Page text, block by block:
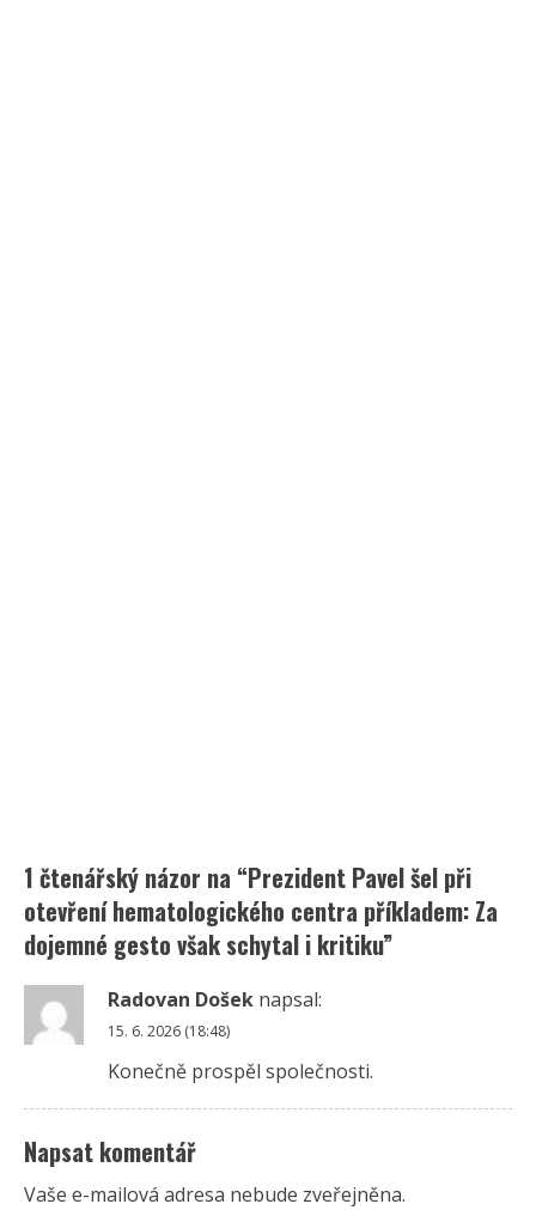
1 čtenářský názor na “Prezident Pavel šel při
otevření hematologického centra příkladem: Za
dojemné gesto však schytal i kritiku”
Radovan Došek napsal:
15. 6. 2026 (18:48)
Konečně prospěl společnosti.
Napsat komentář
Vaše e-mailová adresa nebude zveřejněna.